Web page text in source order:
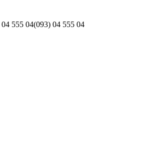
04 555 04(093) 04 555 04